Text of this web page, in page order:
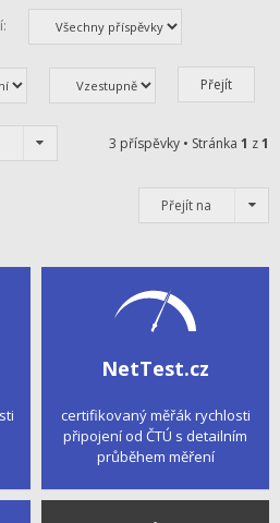
3 příspěvky • Stránka 1 z1
Přejít na
NetTest.cz
certifikovaný měřák rychlosti
připojení od ČTÚ s detailním
průběhem měření